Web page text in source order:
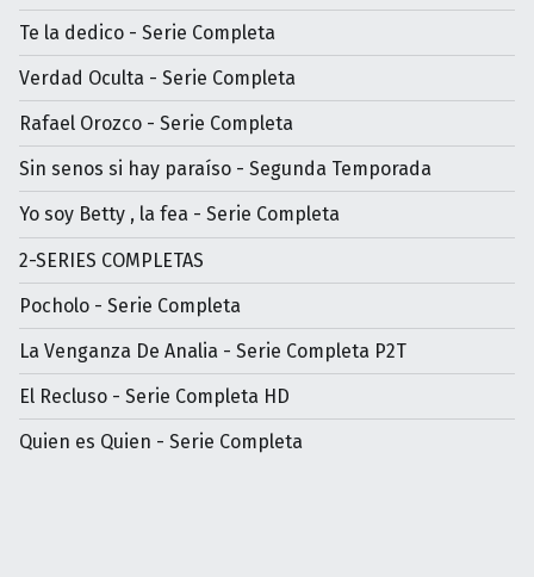
Te la dedico - Serie Completa
Verdad Oculta - Serie Completa
Rafael Orozco - Serie Completa
Sin senos si hay paraíso - Segunda Temporada
Yo soy Betty , la fea - Serie Completa
2-SERIES COMPLETAS
Pocholo - Serie Completa
La Venganza De Analia - Serie Completa P2T
El Recluso - Serie Completa HD
Quien es Quien - Serie Completa